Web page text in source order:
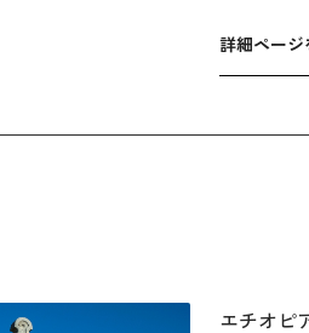
詳細ページ
エチオピ